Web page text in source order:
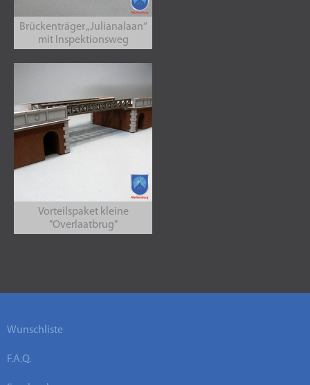
Brückenträger „Julianalaan“
mit Inspektionsweg
Vorteilspaket kleine
"Overlaatbrug"
Wunschliste
F.A.Q.